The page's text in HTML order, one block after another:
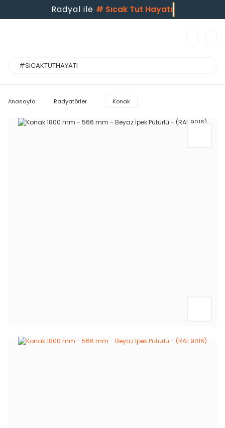
Radyal ile # Sıcak Tut Hayatı
Anasayfa Radyatörler Konak